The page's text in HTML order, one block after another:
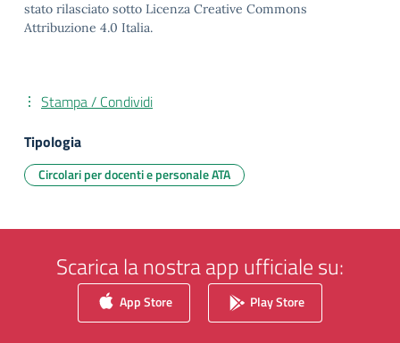
stato rilasciato sotto Licenza Creative Commons
Attribuzione 4.0 Italia.
Stampa / Condividi
Tipologia
Circolari per docenti e personale ATA
Scarica la nostra app ufficiale su:
App Store Play Store